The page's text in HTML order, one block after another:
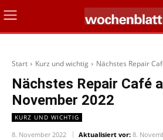
Start Kurz und wichtig Nächstes Repair
Nächstes Repair Café
November 2022
KURZ UND WICHTIG
8. November 2022 Aktualisiert vor: 8.